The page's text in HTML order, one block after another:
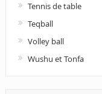
Tennis de table
Teqball
Volley ball
Wushu et Tonfa